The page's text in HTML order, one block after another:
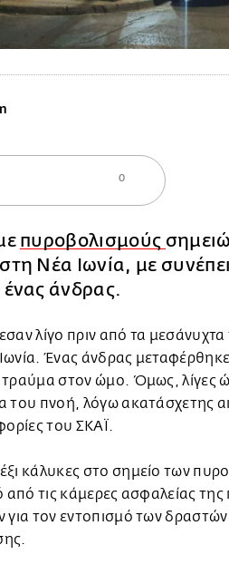
0
πυροβολισμούς
Νέα Ιωνία, με
άνδρας.
λίγο πριν από τα μεσάνυχτα
Ένας άνδρας
στον ώμο. Όμως, λίγες
του πνοή, λόγω ακατάσχετης
του ΣΚΑΪ.
κάλυκες στο σημείο των
από τις κάμερες ασφαλείας
για τον εντοπισμό των